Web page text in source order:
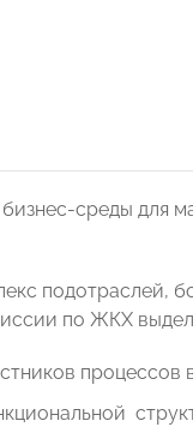
среды для
подотраслей,
по ЖКХ